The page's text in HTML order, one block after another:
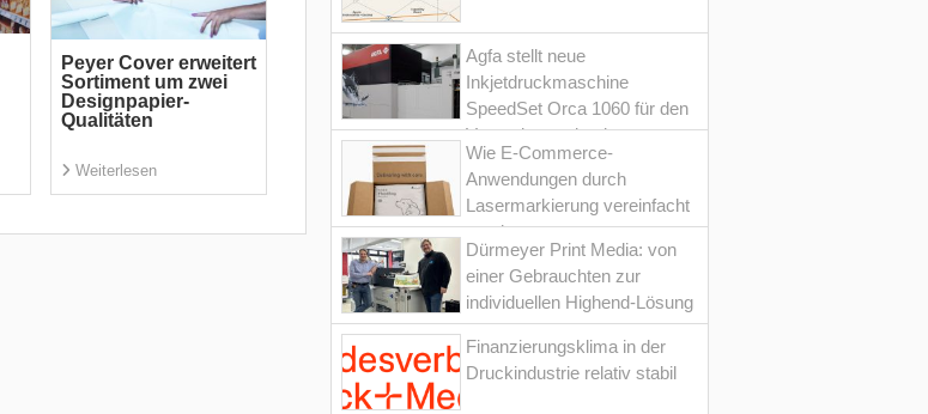
Peyer Cover erweitert
Sortiment um zwei
Designpapier-
Qualitäten
Weiterlesen
Agfa stellt neue
Inkjetdruckmaschine
SpeedSet Orca 1060 für den
Verpackungsdruck vor
Wie E-Commerce-
Anwendungen durch
Lasermarkierung vereinfacht
werden
Dürmeyer Print Media: von
einer Gebrauchten zur
individuellen Highend-Lösung
Finanzierungsklima in der
Druckindustrie relativ stabil